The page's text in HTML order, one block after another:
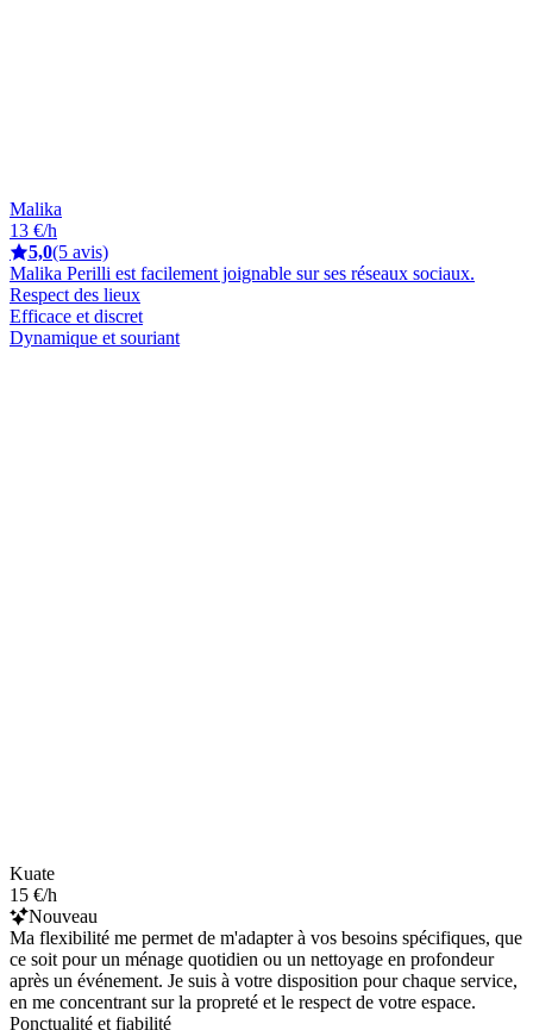
Malika
13 €/h
5,0(5 avis)
Malika Perilli est facilement joignable sur ses réseaux sociaux.
Respect des lieux
Efficace et discret
Dynamique et souriant
Kuate
15 €/h
Nouveau
Ma flexibilité me permet de m'adapter à vos besoins spécifiques, que
ce soit pour un ménage quotidien ou un nettoyage en profondeur
après un événement. Je suis à votre disposition pour chaque service,
en me concentrant sur la propreté et le respect de votre espace.
Ponctualité et fiabilité